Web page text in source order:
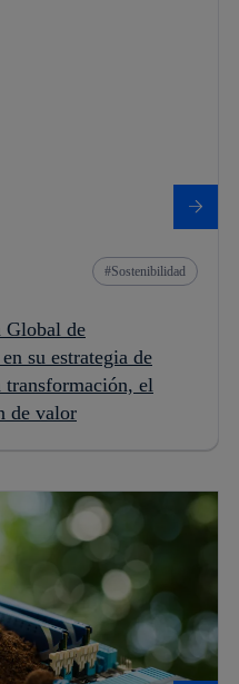
Sostenibilidad
Global de
su estrategia de
el
de valor